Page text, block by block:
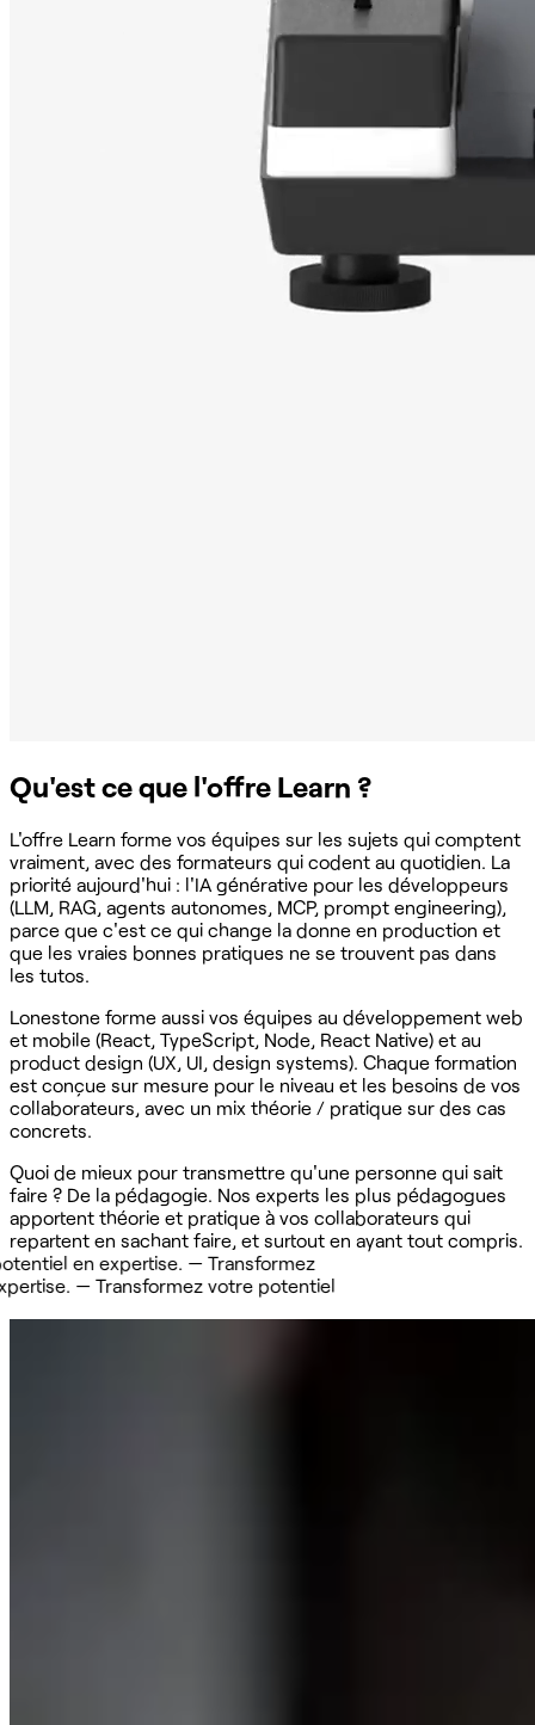
Qu'est ce que l'offre Learn ?
L'offre Learn forme vos équipes sur les sujets qui comptent
vraiment, avec des formateurs qui codent au quotidien. La
priorité aujourd'hui : l'IA générative pour les développeurs
(LLM, RAG, agents autonomes, MCP, prompt engineering),
parce que c'est ce qui change la donne en production et
que les vraies bonnes pratiques ne se trouvent pas dans
les tutos.
Lonestone forme aussi vos équipes au développement web
et mobile (React, TypeScript, Node, React Native) et au
product design (UX, UI, design systems). Chaque formation
est conçue sur mesure pour le niveau et les besoins de vos
collaborateurs, avec un mix théorie / pratique sur des cas
concrets.
Quoi de mieux pour transmettre qu'une personne qui sait
faire ? De la pédagogie. Nos experts les plus pédagogues
apportent théorie et pratique à vos collaborateurs qui
repartent en sachant faire, et surtout en ayant tout compris.
en expertise. —Transformez
—Transformez votre potentiel